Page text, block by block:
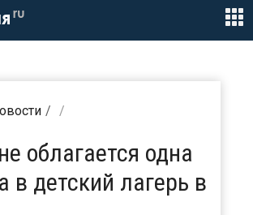
ru
облагается одна
в детский лагерь в